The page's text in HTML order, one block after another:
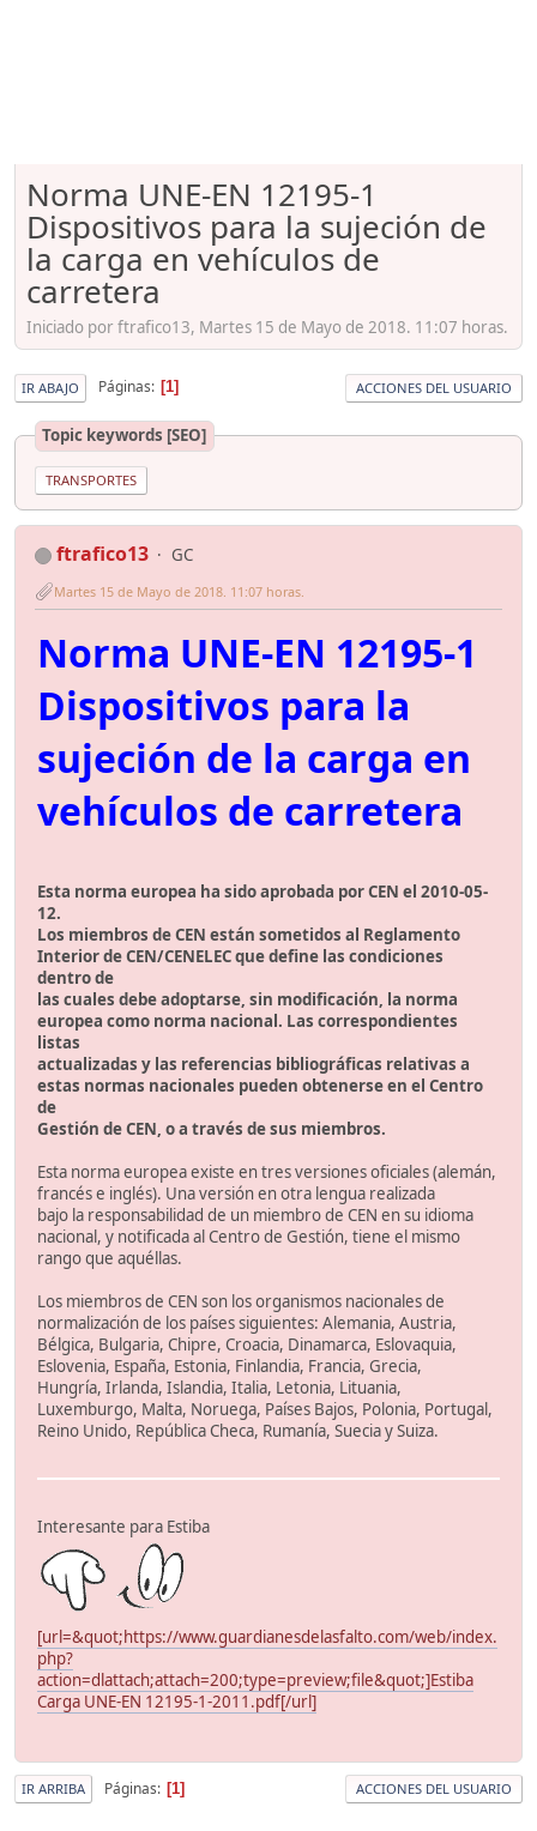
Norma UNE-EN 12195-1
Dispositivos para la sujeción de
la carga en vehículos de
carretera
Iniciado por ftrafico13, Martes 15 de Mayo de 2018. 11:07 horas.
IR ABAJO Páginas 1 ACCIONES DEL USUARIO
Topic keywords [SEO]
TRANSPORTES
ftrafico13 GC
Martes 15 de Mayo de 2018. 11:07 horas.
Norma UNE-EN 12195-1
Dispositivos para la
sujeción de la carga en
vehículos de carretera
Esta norma europea ha sido aprobada por CEN el 2010-05-
12.
Los miembros de CEN están sometidos al Reglamento
Interior de CEN/CENELEC que define las condiciones
dentro de
las cuales debe adoptarse, sin modificación, la norma
europea como norma nacional. Las correspondientes
listas
actualizadas y las referencias bibliográficas relativas a
estas normas nacionales pueden obtenerse en el Centro
de
Gestión de CEN, o a través de sus miembros.
Esta norma europea existe en tres versiones oficiales (alemán,
francés e inglés). Una versión en otra lengua realizada
bajo la responsabilidad de un miembro de CEN en su idioma
nacional, y notificada al Centro de Gestión, tiene el mismo
rango que aquéllas.
Los miembros de CEN son los organismos nacionales de
normalización de los países siguientes: Alemania, Austria,
Bélgica, Bulgaria, Chipre, Croacia, Dinamarca, Eslovaquia,
Eslovenia, España, Estonia, Finlandia, Francia, Grecia,
Hungría, Irlanda, Islandia, Italia, Letonia, Lituania,
Luxemburgo, Malta, Noruega, Países Bajos, Polonia, Portugal,
Reino Unido, República Checa, Rumanía, Suecia y Suiza.
Interesante para Estiba
[url=&quot;https://www.guardianesdelasfalto.com/web/index.
php?
action=dlattach;attach=200;type=preview;file&quot;]Estiba
Carga UNE-EN 12195-1-2011.pdf[/url]
IR ARRIBA Páginas 1 ACCIONES DEL USUARIO